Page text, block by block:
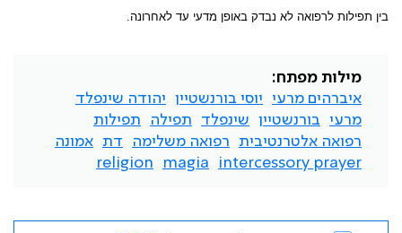
בין תפילות לרפואה לא נבדק באופן מדעי עד לאחרונה.
מילות מפתח:
איברהים מרעי
יוסי בורנשטיין
יהודה שינפלד
מרעי
בורנשטיין שינפלד תפילה
תפילות
רפואה אלטרנטיבית
רפואה משלימה דת
אמונה
intercessory prayer
magia
religion